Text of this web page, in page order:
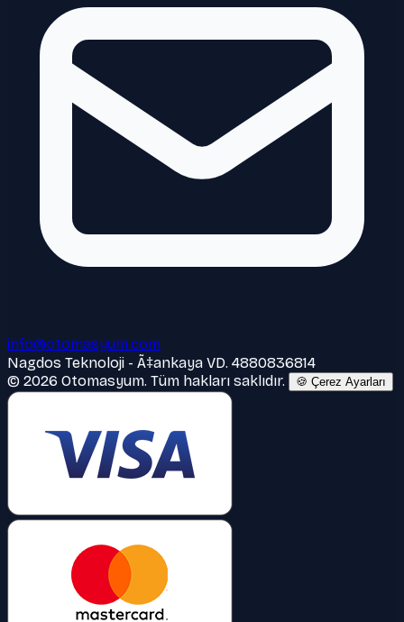
info@otomasyum.com
Nagdos Teknoloji - Ã‡ankaya VD. 4880836814
© 2026 Otomasyum. Tüm hakları saklıdır.
🍪 Çerez Ayarları